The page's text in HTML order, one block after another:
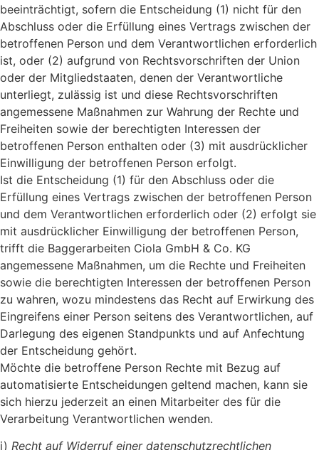
beeinträchtigt, sofern die Entscheidung (1) nicht für den
Abschluss oder die Erfüllung eines Vertrags zwischen der
betroffenen Person und dem Verantwortlichen erforderlich
ist, oder (2) aufgrund von Rechtsvorschriften der Union
oder der Mitgliedstaaten, denen der Verantwortliche
unterliegt, zulässig ist und diese Rechtsvorschriften
angemessene Maßnahmen zur Wahrung der Rechte und
Freiheiten sowie der berechtigten Interessen der
betroffenen Person enthalten oder (3) mit ausdrücklicher
Einwilligung der betroffenen Person erfolgt.
Ist die Entscheidung (1) für den Abschluss oder die
Erfüllung eines Vertrags zwischen der betroffenen Person
und dem Verantwortlichen erforderlich oder (2) erfolgt sie
mit ausdrücklicher Einwilligung der betroffenen Person,
trifft die Baggerarbeiten Ciola GmbH & Co. KG
angemessene Maßnahmen, um die Rechte und Freiheiten
sowie die berechtigten Interessen der betroffenen Person
zu wahren, wozu mindestens das Recht auf Erwirkung des
Eingreifens einer Person seitens des Verantwortlichen, auf
Darlegung des eigenen Standpunkts und auf Anfechtung
der Entscheidung gehört.
Möchte die betroffene Person Rechte mit Bezug auf
automatisierte Entscheidungen geltend machen, kann sie
sich hierzu jederzeit an einen Mitarbeiter des für die
Verarbeitung Verantwortlichen wenden.
i) Recht auf Widerruf einer datenschutzrechtlichen